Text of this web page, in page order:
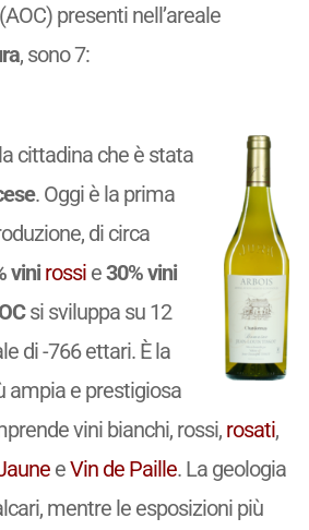
presenti nell’areale
, sono 7:
cittadina che è stata
. Oggi è la prima
di circa
vinirossie30% vini
si sviluppa su 12
di -766 ettari. È la
ampia e prestigiosa
vini bianchi, rossi, rosati,
eVin de Paille. La geologia
mentre le esposizioni più